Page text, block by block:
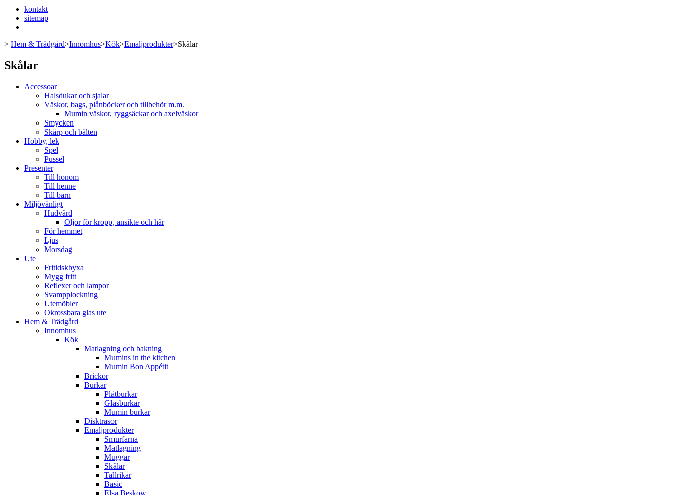
kontakt
sitemap
> Hem & Trädgård>Innomhus>Kök>Emaljprodukter>Skålar
Skålar
Accessoar
Halsdukar och sjalar
Väskor, bags, plånböcker och tillbehör m.m.
Mumin väskor, ryggsäckar och axelväskor
Smycken
Skärp och bälten
Hobby, lek
Spel
Pussel
Presenter
Till honom
Till henne
Till barn
Miljövänligt
Hudvård
Oljor för kropp, ansikte och hår
För hemmet
Ljus
Morsdag
Ute
Fritidskbyxa
Mygg fritt
Reflexer och lampor
Svampplockning
Utemöbler
Okrossbara glas ute
Hem & Trädgård
Innomhus
Kök
Matlagning och bakning
Mumins in the kitchen
Mumin Bon Appétit
Brickor
Burkar
Plåtburkar
Glasburkar
Mumin burkar
Disktrasor
Emaljprodukter
Smurfarna
Matlagning
Muggar
Skålar
Tallrikar
Basic
Elsa Beskow